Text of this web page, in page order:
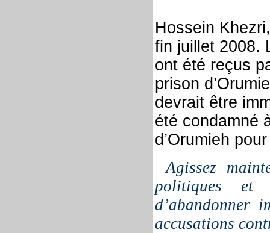
Hossein
fin juillet 2008.
ont été reçus
prison
devrait être
été condamné
d’Orumieh
Agissez
politiques et
d’abandonner
accusations